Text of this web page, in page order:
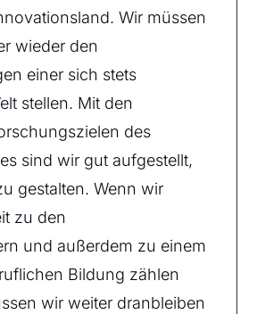
Wir müssen
wieder den
einer sich stets
stellen. Mit den
des
sind wir gut aufgestellt,
gestalten. Wenn wir
zu den
und außerdem zu einem
Bildung zählen
wir weiter dranbleiben